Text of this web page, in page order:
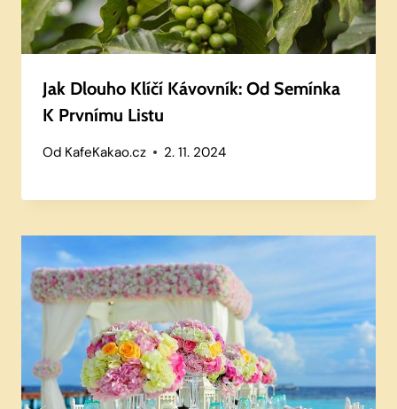
Jak Dlouho Klíčí Kávovník: Od Semínka
K Prvnímu Listu
Od KafeKakao.cz 2. 11. 2024